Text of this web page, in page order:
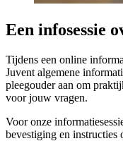
Een infosessie
Tijdens een online
Juvent algemene
pleegouder aan om
voor jouw vragen.
Voor onze
bevestiging en instructies